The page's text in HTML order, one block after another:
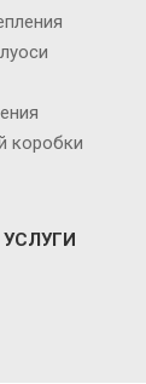
коробки